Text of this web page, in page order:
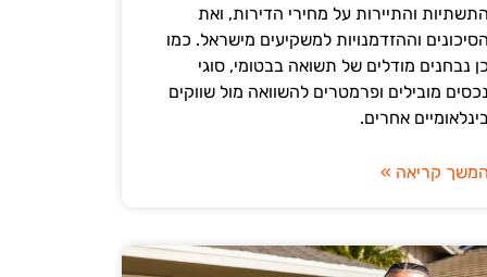
והתיירות על מחירי הדירות, ואת
וההזדמנויות למשקיעים מישראל. כמו
נבחנים מודלים של תשואה בבטומי, סוגי
מובילים ופרמטרים להשוואה מול שווקים
אחרים.
קריאה »